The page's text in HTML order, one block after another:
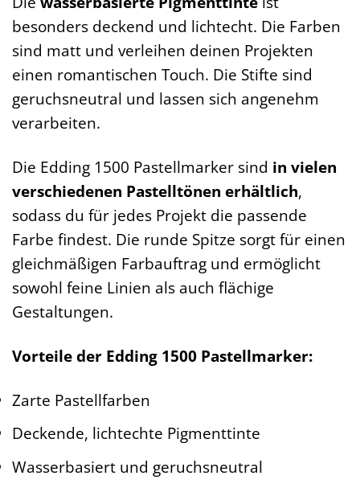
besonders deckend und lichtecht. Die Farben
sind matt und verleihen deinen Projekten
einen romantischen Touch. Die Stifte sind
geruchsneutral und lassen sich angenehm
verarbeiten.
Die Edding 1500 Pastellmarker sind in vielen
verschiedenen Pastelltönen erhältlich,
sodass du für jedes Projekt die passende
Farbe findest. Die runde Spitze sorgt für einen
gleichmäßigen Farbauftrag und ermöglicht
sowohl feine Linien als auch flächige
Gestaltungen.
Vorteile der Edding 1500 Pastellmarker:
Zarte Pastellfarben
Deckende, lichtechte Pigmenttinte
Wasserbasiert und geruchsneutral